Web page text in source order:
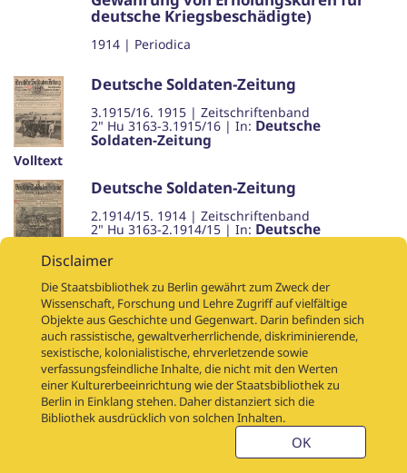
deutsche Kriegsbeschädigte)
1914| Periodica
Volltext
Deutsche Soldaten-Zeitung
3.1915/16. 1915| Zeitschriftenband
2" Hu 3163-3.1915/16 | In: Deutsche
Soldaten-Zeitung
Volltext
Deutsche Soldaten-Zeitung
2.1914/15. 1914| Zeitschriftenband
2" Hu 3163-2.1914/15 | In: Deutsche
Soldaten-Zeitung
Volltext
Deutsche Soldaten-Zeitung
4.1916. 1916|Zeitschriftenband
2" Krieg 1914/17501-4.1916 | In:Deutsche
Soldaten-Zeitung
1
Disclaimer
Die Staatsbibliothek zu Berlin gewährt zum Zweck der
Wissenschaft, Forschung und Lehre Zugriff auf vielfältige
Objekte aus Geschichte und Gegenwart. Darin befinden sich
auch rassistische, gewaltverherrlichende, diskriminierende,
sexistische, kolonialistische, ehrverletzende sowie
verfassungsfeindliche Inhalte, die nicht mit den Werten
einer Kulturerbeeinrichtung wie der Staatsbibliothek zu
Berlin in Einklang stehen. Daher distanziert sich die
Bibliothek ausdrücklich von solchen Inhalten.
OK